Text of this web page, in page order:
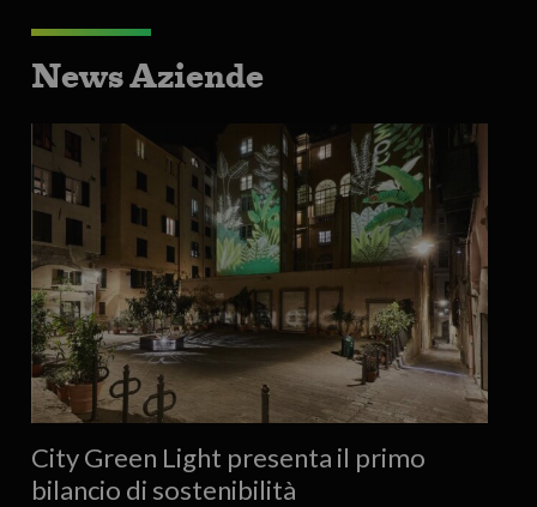
News Aziende
City Green Light presenta il primo
bilancio di sostenibilità